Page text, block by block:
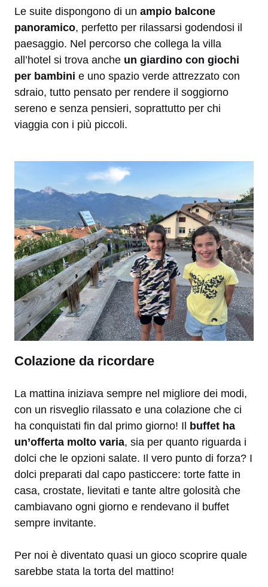
Le suite dispongono di un ampio balcone
panoramico, perfetto per rilassarsi godendosi il
paesaggio. Nel percorso che collega la villa
all’hotel si trova anche un giardino con giochi
per bambini e uno spazio verde attrezzato con
sdraio, tutto pensato per rendere il soggiorno
sereno e senza pensieri, soprattutto per chi
viaggia con i più piccoli.
Colazione da ricordare
La mattina iniziava sempre nel migliore dei modi,
con un risveglio rilassato e una colazione che ci
ha conquistati fin dal primo giorno! Il buffet ha
un’offerta molto varia, sia per quanto riguarda i
dolci che le opzioni salate. Il vero punto di forza? I
dolci preparati dal capo pasticcere: torte fatte in
casa, crostate, lievitati e tante altre golosità che
cambiavano ogni giorno e rendevano il buffet
sempre invitante.
Per noi è diventato quasi un gioco scoprire quale
sarebbe stata la torta del mattino!